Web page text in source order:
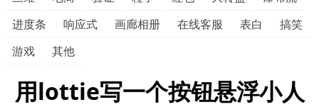
进度条
响应式 画廊相册 在线客服 表白
搞笑
游戏
其他
用lottie写一个按钮悬浮小人